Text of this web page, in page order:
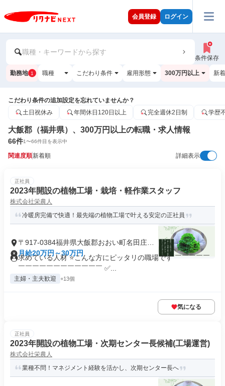
会員登録 ログイン
職種・キーワードから探す
条件保存
勤務地 1 職種 こだわり条件 雇用形態 300万円以上 新
こだわり条件の追加設定を忘れていませんか？
土日祝休み
年間休日120日以上 完全週休2日制 学歴
大飯郡（福井県）、300万円以上の転職・求人情報
66件1〜66件目を表示中
関連度順新着順 詳細表示
正社員
2023年開設の植物工場・栽培・軽作業スタッフ
株式会社栄農人
冷暖房完備で快適！最先端の植物工場で叶える安定の正社員
〒917-0384福井県大飯郡おおい町名田庄西
谷
月給20万円～30万円
求めている人材 ⭐こんな方にピッタリの職場です ￣￣￣￣￣
￣￣￣￣￣￣￣￣￣￣￣￣ ✅...
主婦・主夫歓迎 +13個
気になる
正社員
2023年開設の植物工場・次期センター長候補(工場運営)
株式会社栄農人
業種不問！マネジメント経験を活かし、次期センター長へ